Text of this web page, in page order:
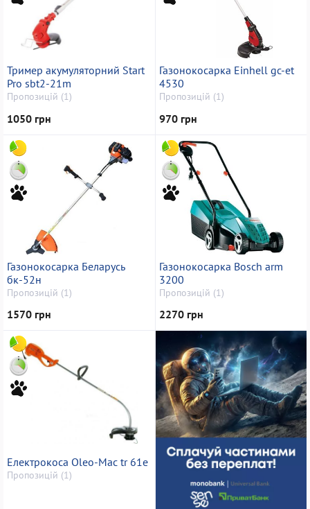
Тример акумуляторний Start
Pro sbt2-21m
Пропозицій (1)
1050 грн
Газонокосарка Einhell gc-et
4530
Пропозицій (1)
970 грн
Газонокосарка Беларусь
бк-52н
Пропозицій (1)
1570 грн
Газонокосарка Bosch arm
3200
Пропозицій (1)
2270 грн
Електрокоса Oleo-Mac tr 61е
Пропозицій (1)